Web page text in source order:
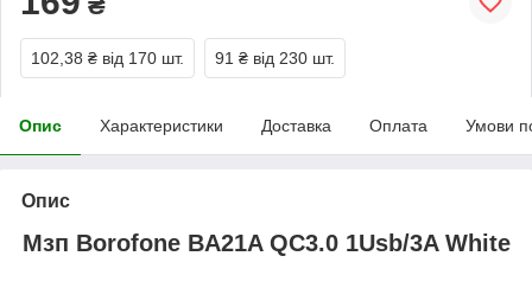
102,38 ₴ від 170 шт. 91 ₴ від 230 шт.
Опис Характеристики Доставка Оплата Умови
Опис
Мзп Borofone BA21A QC3.0 1Usb/3A White